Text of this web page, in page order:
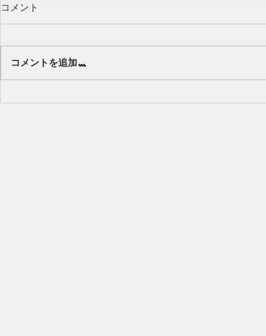
キッズから大人まで
Welcome
コメント
コメントを追加…